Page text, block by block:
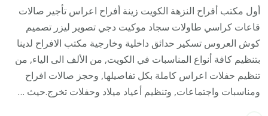
أول مكتب أفراح النزهة الكويت زينة أفراح اعراس تأجير صالات
قاعات كراسي طاولات سجاد موكيت دجي تصوير ليزر تصميم
كوش العروس تسكير حدائق داخلية وخارجية مكتب الافراح لدينا
بتنظيم كافة أنواع المناسبات في الكويت, من الألف الى الياء, من
تنظيم حفلات اعراس كاملة بكل تفاصيلها, وحجز صالات افراح
ومناسبات واجتماعات, وتنظيم أعياد ميلاد وحفلات تخرج.حيث …